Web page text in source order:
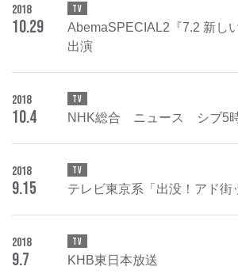
2018
10.29
TV
AbemaSPECIAL2『7.2 新し
出演
2018
10.4
TV
NHK総合 ニュース シブ5
2018
9.15
TV
テレビ東京系「出没！アド街
2018
9.7
TV
KHB東日本放送